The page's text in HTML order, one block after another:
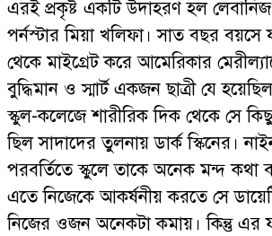
এরই প্রকৃষ্ট একটি উদাহরণ হল
পর্নস্টার মিয়া খলিফা। সাত বছর
থেকে মাইগ্রেট করে আমেরিকার
বুদ্ধিমান ও স্মার্ট একজন ছাত্রী যে
স্কুল-কলেজে শারীরিক দিক থেকে সে
ছিল সাদাদের তুলনায় ডার্ক স্কিনের।
পরবর্তিতে স্কুলে তাকে অনেক মন্দ কথা
এতে নিজেকে আকর্ষনীয় করতে সে
নিজের ওজন অনেকটা কমায়। কিন্তু এর